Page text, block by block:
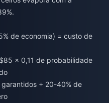
de economia) = custo de
× 0,11 de probabilidade
+ 20-40% de